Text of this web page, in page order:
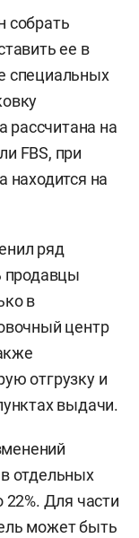
собрать
ее в
специальных
рассчитана на
FBS, при
находится на
ряд
продавцы
в
центр
отгрузку и
выдачи.
отдельных
22%. Для части
может быть